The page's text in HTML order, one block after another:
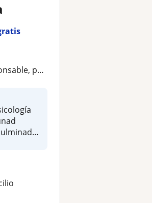
zona norte de Bogotá